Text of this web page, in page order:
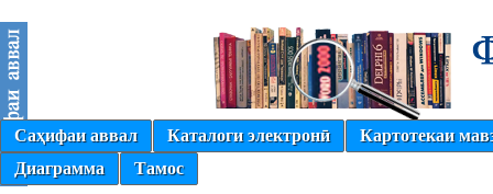
Саҳифаи аввал Каталоги электронӣ
Картотекаи
Диаграмма
Тамос